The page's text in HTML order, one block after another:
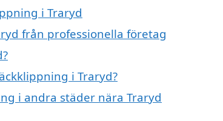
i Traryd
från professionella företag
i Traryd?
i andra städer nära Traryd